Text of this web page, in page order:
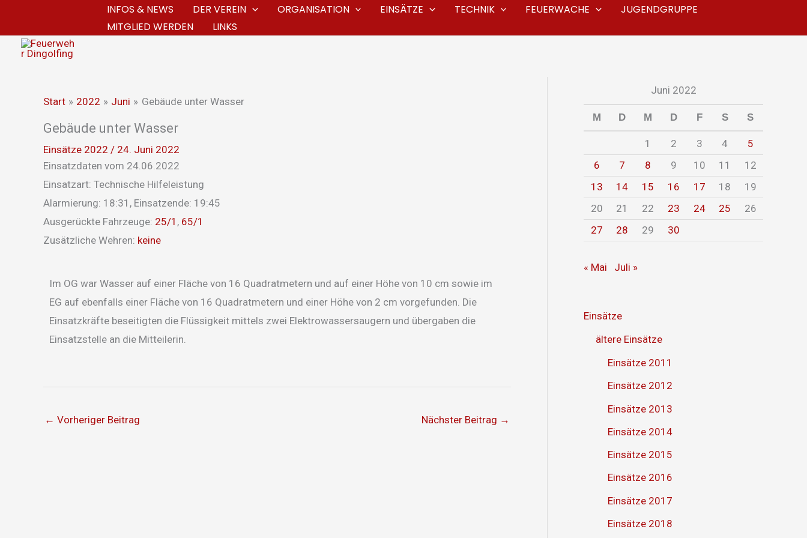
springen
INFOS & NEWS DER VEREIN ORGANISATION EINSÄTZE TECHNIK FEUERWACHE
JUGENDGRUPPE
MITGLIED WERDEN
LINKS
Start 2022 Juni Gebäude unter Wasser
Gebäude unter Wasser
Einsätze 2022 / 24. Juni 2022
Einsatzdaten vom 24.06.2022
Einsatzart: Technische Hilfeleistung
Alarmierung: 18:31, Einsatzende: 19:45
Ausgerückte Fahrzeuge: 25/1 , 65/1
Zusätzliche Wehren: keine
Im OG war Wasser auf einer Fläche von 16 Quadratmetern und auf einer Höhe von 10 cm sowie im
EG auf ebenfalls einer Fläche von 16 Quadratmetern und einer Höhe von 2 cm vorgefunden. Die
Einsatzkräfte beseitigten die Flüssigkeit mittels zwei Elektrowassersaugern und übergaben die
Einsatzstelle an die Mitteilerin.
← Vorheriger Beitrag Nächster Beitrag →
Juni 2022
M D M D F S S
1 2 3 4
5
6
7 8 9 10 11
12
13
14 15 16 17 18
19
20
21 22 23 24 25
26
27
28 29 30
« Mai Juli »
Einsätze
ältere Einsätze
Einsätze 2011
Einsätze 2012
Einsätze 2013
Einsätze 2014
Einsätze 2015
Einsätze 2016
Einsätze 2017
Einsätze 2018